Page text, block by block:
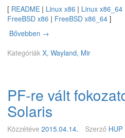
r
e
s
d
a
t
e
[ README | Linux x86 | Linux x86_64
FreeBSD x86 | FreeBSD x86_64 ]
Bővebben N
I
i
n
x
→
Kategóriák X, Wayland, Mir
PF-re vált
Solaris
Közzétéve 2015.04.14. Szerző HUP